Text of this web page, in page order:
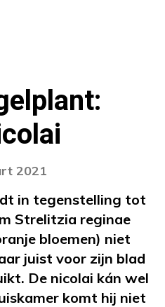
2021
in tegenstelling tot
Strelitzia reginae
bloemen) niet
juist voor zijn blad
De nicolai kán wel
komt hij niet